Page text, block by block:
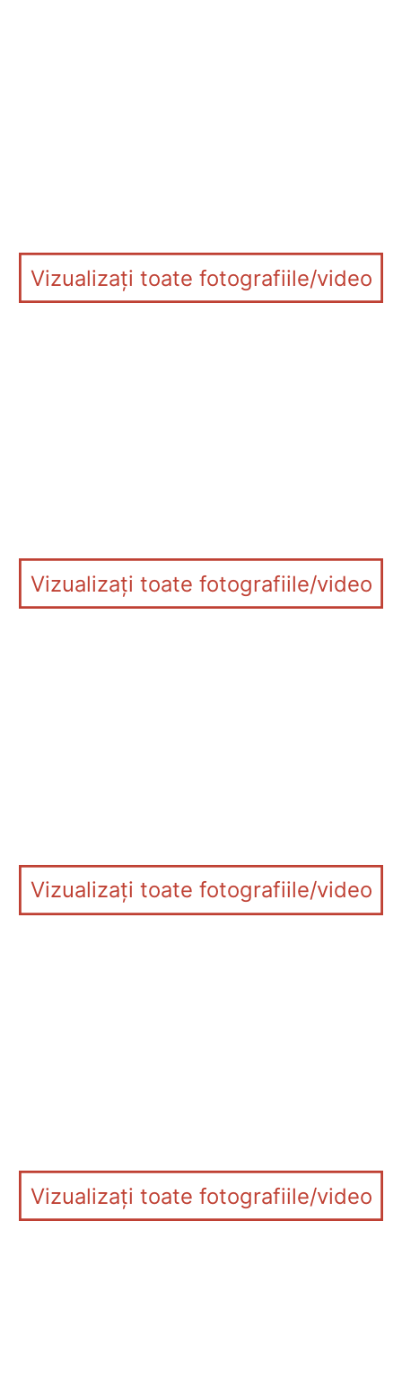
Vizualizați toate fotografiile/video
Vizualizați toate fotografiile/video
Vizualizați toate fotografiile/video
Vizualizați toate fotografiile/video